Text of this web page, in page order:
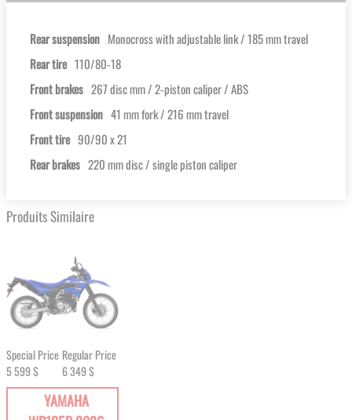
Rear suspension Monocross with adjustable link / 185 mm travel
Rear tire 110/80-18
Front brakes 267 disc mm / 2-piston caliper / ABS
Front suspension 41 mm fork / 216 mm travel
Front tire 90/90 x 21
Rear brakes 220 mm disc / single piston caliper
Produits Similaire
Special Price
5 599 $
Regular Price
6 349 $
YAMAHA